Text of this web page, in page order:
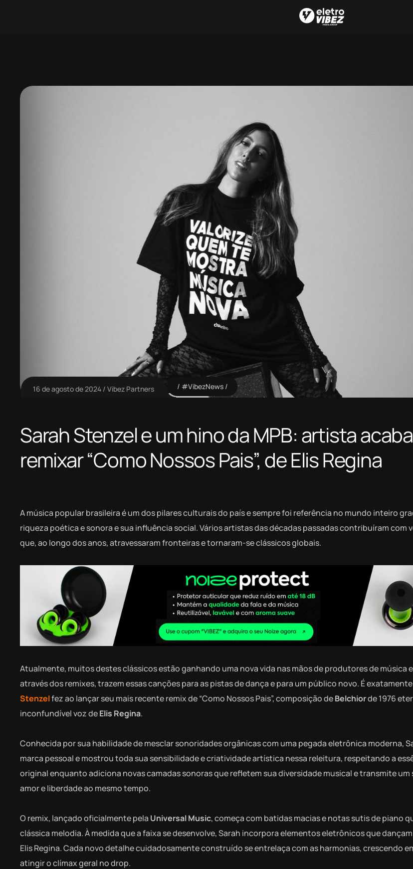
16 de agosto de 2024 Vibez Partners #VibezNews
Sarah Stenzel e um hino da MPB: artista
remixar “Como Nossos Pais”, de Elis Regina
A música popular brasileira é um dos pilares culturais do país e sempre foi referência no mundo inteiro
riqueza poética e sonora e sua influência social. Vários artistas das décadas passadas contribuíram com
que, ao longo dos anos, atravessaram fronteiras e tornaram-se clássicos globais.
Atualmente, muitos destes clássicos estão ganhando uma nova vida nas mãos de produtores de música
através dos remixes, trazem essas canções para as pistas de dança e para um público novo. É
Stenzelfez ao lançar seu mais recente remix de “Como Nossos Pais”, composição deBelchiorde 1976
inconfundível voz deElis Regina.
Conhecida por sua habilidade de mesclar sonoridades orgânicas com uma pegada eletrônica moderna,
marca pessoal e mostrou toda sua sensibilidade e criatividade artística nessa releitura, respeitando a
original enquanto adiciona novas camadas sonoras que refletem sua diversidade musical e transmite
amor e liberdade ao mesmo tempo.
O remix, lançado oficialmente pela Universal Music, começa com batidas macias e notas sutis de piano
clássica melodia. À medida que a faixa se desenvolve, Sarah incorpora elementos eletrônicos que
Elis Regina. Cada novo detalhe cuidadosamente construído se entrelaça com as harmonias, crescendo
atingir o clímax geral no drop.